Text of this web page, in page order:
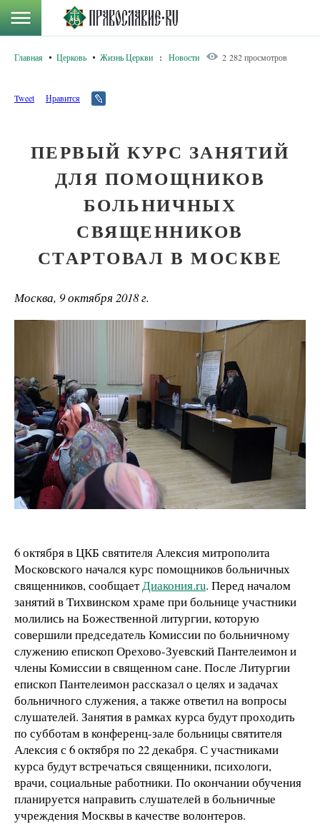
Главная Церковь Жизнь Церкви : Новости 2 282 просмотров
Tweet Нравится
ПЕРВЫЙ КУРС ЗАНЯТИЙ
ДЛЯ ПОМОЩНИКОВ
БОЛЬНИЧНЫХ
СВЯЩЕННИКОВ
СТАРТОВАЛ В МОСКВЕ
Москва, 9 октября 2018 г.
6 октября в ЦКБ святителя Алексия митрополита
Московского начался курс помощников больничных
священников, сообщаетДиакония.ru. Перед началом
занятий в Тихвинском храме при больнице участники
молились на Божественной литургии, которую
совершили председатель Комиссии по больничному
служению епископ Орехово-Зуевский Пантелеимон и
члены Комиссии в священном сане. После Литургии
епископ Пантелеимон рассказал о целях и задачах
больничного служения, а также ответил на вопросы
слушателей. Занятия в рамках курса будут проходить
по субботам в конференц-зале больницы святителя
Алексия с 6 октября по 22 декабря. С участниками
курса будут встречаться священники, психологи,
врачи, социальные работники. По окончании обучения
планируется направить слушателей в больничные
учреждения Москвы в качестве волонтеров.